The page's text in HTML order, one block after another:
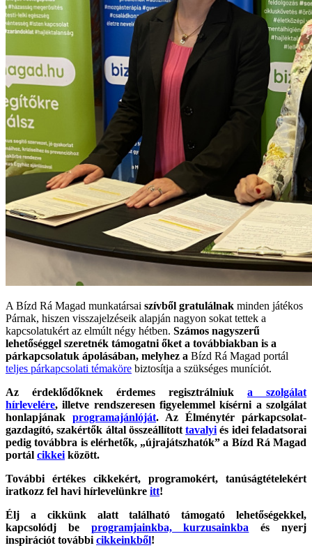
A Bízd Rá Magad munkatársai szívből gratulálnak minden játékos
Párnak, hiszen visszajelzéseik alapján nagyon sokat tettek a
kapcsolatukért az elmúlt négy hétben. Számos nagyszerű
lehetőséggel szeretnék támogatni őket a továbbiakban is a
párkapcsolatuk ápolásában, melyhez a Bízd Rá Magad portál
teljes párkapcsolati témaköre biztosítja a szükséges muníciót.
Az érdeklődőknek érdemes regisztrálniuk a szolgálat
hírlevelére, illetve rendszeresen figyelemmel kísérni a szolgálat
honlapjának programajánlóját. Az Élménytér párkapcsolat-
gazdagító, szakértők által összeállítotttavalyi és idei feladatsorai
pedig továbbra is elérhetők, „újrajátszhatók” a Bízd Rá Magad
portál cikkei között.
További értékes cikkekért, programokért, tanúságtételekért
iratkozz fel havi hírlevelünkre itt!
Élj a cikkünk alatt található támogató lehetőségekkel,
kapcsolódj be programjainkba, kurzusainkba és nyerj
inspirációt további cikkeinkből!